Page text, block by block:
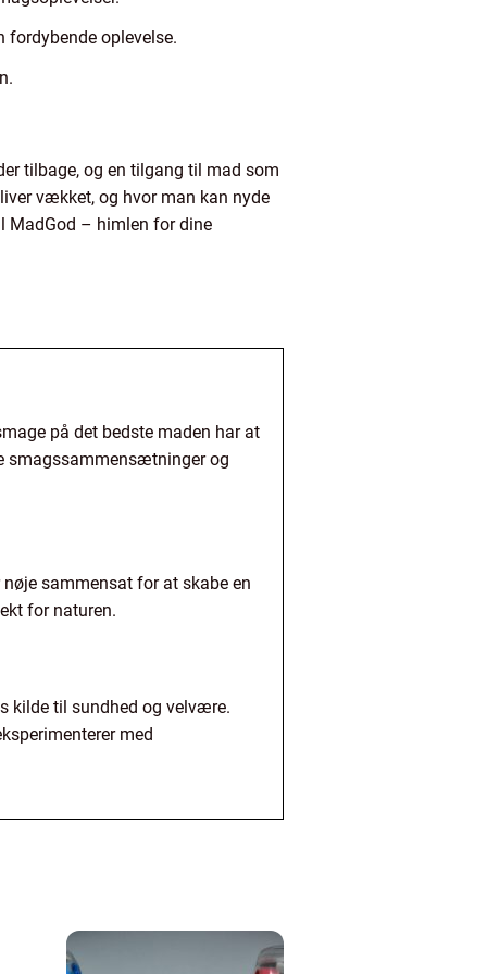
fordybende oplevelse.
tilbage, og en tilgang til mad som
vækket, og hvor man kan nyde
MadGod – himlen for dine
på det bedste maden har at
smagssammensætninger og
sammensat for at skabe en
for naturen.
kilde til sundhed og velvære.
med